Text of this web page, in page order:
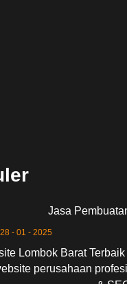
28 - 01 - 2025
Lombok Barat Terbaik